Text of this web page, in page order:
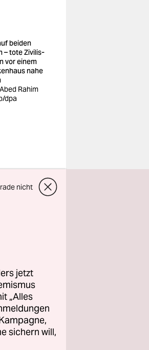
beiden
– tote Zi­vi­lis­
vor einem
nahe
Rahim
dpa
nicht
jetzt
„Alles
sichern will,